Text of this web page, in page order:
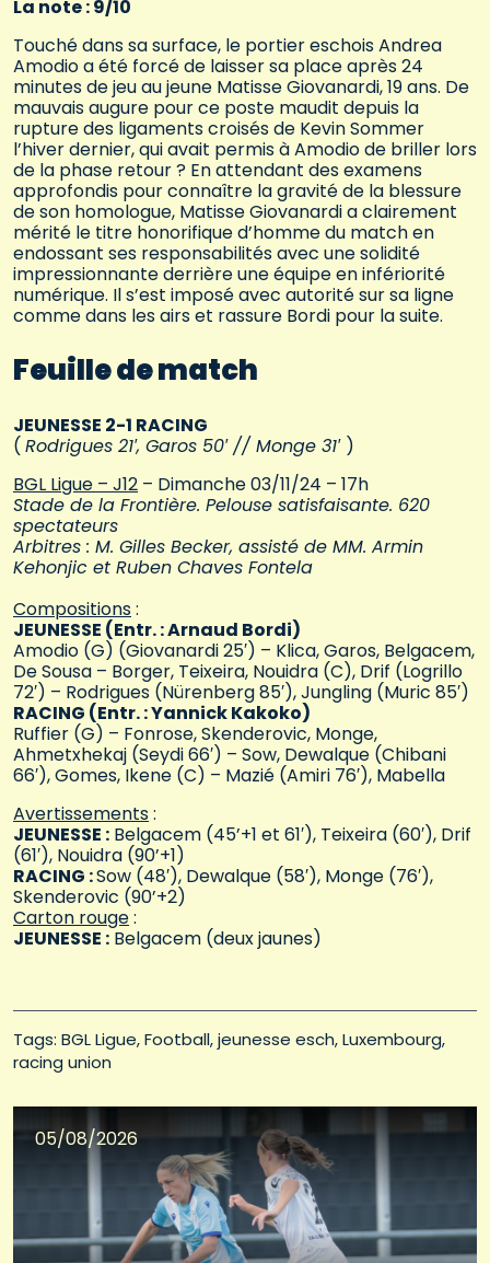
La note : 9/10
Touché dans sa surface, le portier eschois Andrea
Amodio a été forcé de laisser sa place après 24
minutes de jeu au jeune Matisse Giovanardi, 19 ans. De
mauvais augure pour ce poste maudit depuis la
rupture des ligaments croisés de Kevin Sommer
l’hiver dernier, qui avait permis à Amodio de briller lors
de la phase retour ? En attendant des examens
approfondis pour connaître la gravité de la blessure
de son homologue, Matisse Giovanardi a clairement
mérité le titre honorifique d’homme du match en
endossant ses responsabilités avec une solidité
impressionnante derrière une équipe en infériorité
numérique. Il s’est imposé avec autorité sur sa ligne
comme dans les airs et rassure Bordi pour la suite.
Feuille de match
JEUNESSE 2-1 RACING
( Rodrigues 21′, Garos 50′ // Monge 31′ )
BGL Ligue – J12 – Dimanche 03/11/24 – 17h
Stade de la Frontière. Pelouse satisfaisante. 620
spectateurs
Arbitres : M. Gilles Becker, assisté de MM. Armin
Kehonjic et Ruben Chaves Fontela
Compositions:
JEUNESSE (Entr. : Arnaud Bordi)
Amodio (G) (Giovanardi 25′) – Klica, Garos, Belgacem,
De Sousa – Borger, Teixeira, Nouidra (C), Drif (Logrillo
72′) – Rodrigues (Nürenberg 85′), Jungling (Muric 85′)
RACING (Entr. : Yannick Kakoko)
Ruffier (G) – Fonrose, Skenderovic, Monge,
Ahmetxhekaj (Seydi 66′) – Sow, Dewalque (Chibani
66′), Gomes, Ikene (C) – Mazié (Amiri 76′), Mabella
Avertissements:
JEUNESSE : Belgacem (45’+1 et 61′), Teixeira (60′), Drif
(61′), Nouidra (90’+1)
RACING :Sow (48′), Dewalque (58′), Monge (76′),
Skenderovic (90’+2)
Carton rouge:
JEUNESSE : Belgacem (deux jaunes)
Tags: BGL Ligue Football jeunesse esch Luxembourg
racing union
05/08/2026